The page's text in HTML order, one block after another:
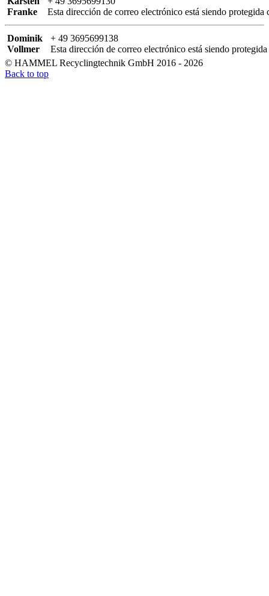
Franke
Esta dirección de correo electrónico está siendo
Dominik
Vollmer
+ 49 3695699138
Esta dirección de correo electrónico está siendo
© HAMMEL Recyclingtechnik GmbH 2016 - 2026
Back to top